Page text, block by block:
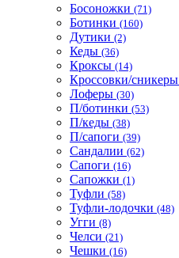
Босоножки (71)
Ботинки (160)
Дутики (2)
Кеды (36)
Кроксы (14)
Кроссовки/сникеры
Лоферы (30)
П/ботинки (53)
П/кеды (38)
П/сапоги (39)
Сандалии (62)
Сапоги (16)
Сапожки (1)
Туфли (58)
Туфли-лодочки (48)
Угги (8)
Челси (21)
Чешки (16)